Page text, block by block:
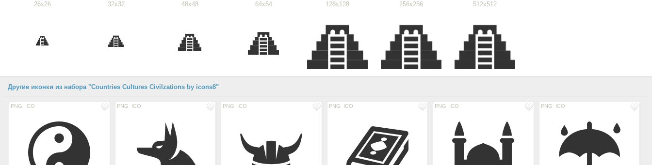
26x26 32x32 48x48 64x64 128x128 256x256 512x512
Другие иконки из набора "Countries Cultures Civilzations by icons8"
PNG ICO PNG ICO PNG ICO PNG ICO PNG ICO PNG ICO